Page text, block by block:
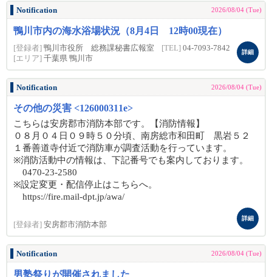
Notification 2026/08/04 (Tue)
鴨川市内の海水浴場状況（8月4日 12時00現在）
[登録者] 鴨川市役所 総務課秘書広報室 [TEL] 04-7093-7842
[エリア] 千葉県 鴨川市
詳細
Notification 2026/08/04 (Tue)
その他の災害 <126000311e>
こちらは安房郡市消防本部です。【消防情報】
０８月０４日０９時５０分頃、南房総市和田町 黒岩５２
１番善道寺付近で消防車が調査活動を行っています。
※消防活動中の情報は、下記番号でも案内しております。
0470-23-2580
※設定変更・配信停止はこちらへ。
https://fire.mail-dpt.jp/awa/
[登録者] 安房郡市消防本部
詳細
Notification 2026/08/04 (Tue)
男塾祭りが開催されました